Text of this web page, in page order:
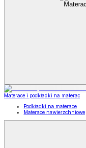
Materace i podkładki na materac
Podkładki na materace
Materace nawierzchniowe